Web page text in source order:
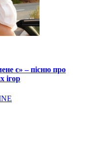
є» – пісню про
ігор